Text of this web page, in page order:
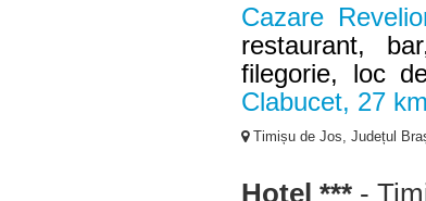
Cazare
restaurant,
filegorie, loc
Clabucet, 27
Timișu de Jos, Județul
Hotel *** -